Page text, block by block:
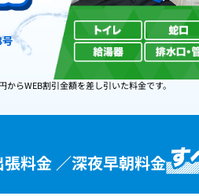
らWEB割引金額を差し引いた料金です。
料金 ／深夜早朝料金